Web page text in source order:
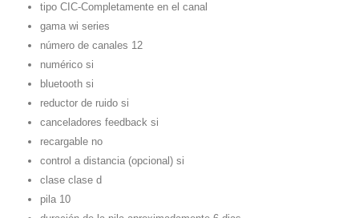
tipo CIC-Completamente en el canal
gama wi series
número de canales 12
numérico si
bluetooth si
reductor de ruido si
canceladores feedback si
recargable no
control a distancia (opcional) si
clase clase d
pila 10